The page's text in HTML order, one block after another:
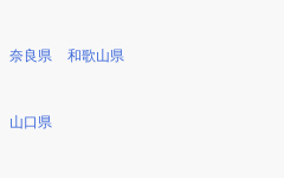
奈良県 和歌山県
山口県